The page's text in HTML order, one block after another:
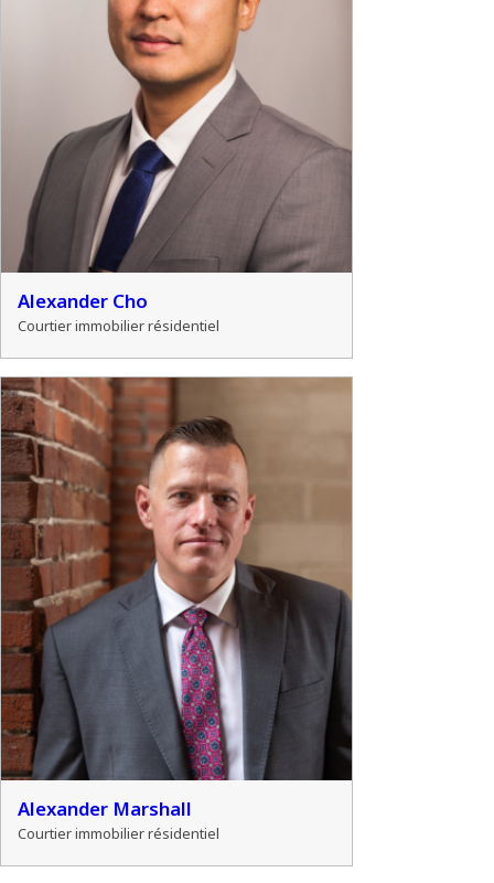
Alexander Cho
Courtier immobilier résidentiel
Alexander Marshall
Courtier immobilier résidentiel